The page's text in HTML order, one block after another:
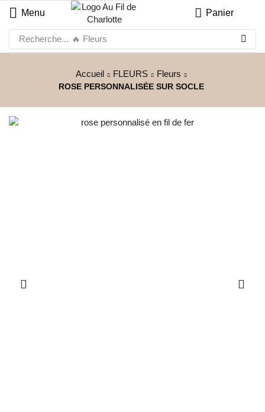
Menu Panier
Recherche... 🔥 Fleurs
Accueil FLEURS Fleurs
ROSE PERSONNALISÉE SUR SOCLE